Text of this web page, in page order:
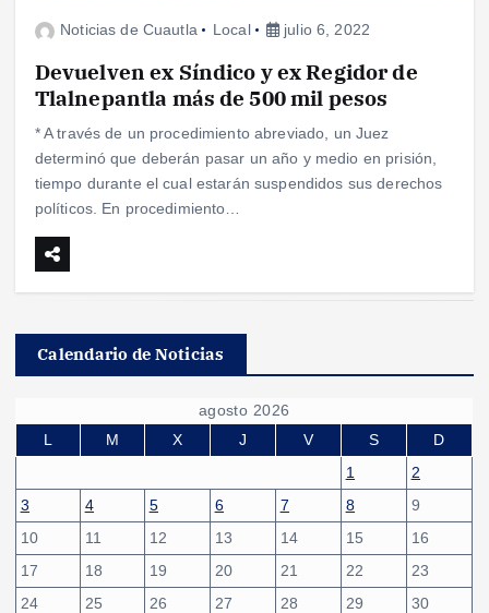
Noticias de Cuautla Local julio 6, 2022
Devuelven ex Síndico y ex Regidor de
Tlalnepantla más de 500 mil pesos
* A través de un procedimiento abreviado, un Juez
determinó que deberán pasar un año y medio en prisión,
tiempo durante el cual estarán suspendidos sus derechos
políticos. En procedimiento…
Calendario de Noticias
agosto 2026
L
M X J V S
D
1
2
3
4 5 6 7 8
9
10
11 12 13 14 15
16
17
18 19 20 21 22
23
24
25 26 27 28 29
30